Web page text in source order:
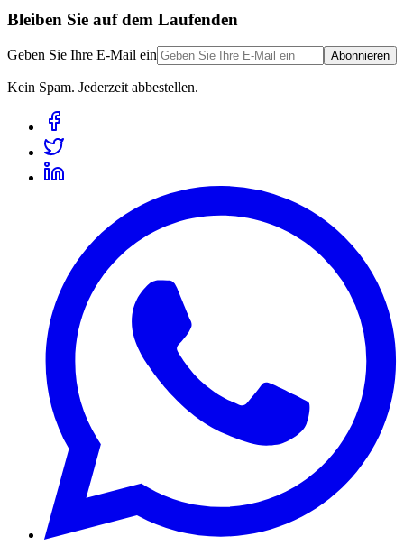
Bleiben Sie auf dem Laufenden
Geben Sie Ihre E-Mail ein Abonnieren
Kein Spam. Jederzeit abbestellen.